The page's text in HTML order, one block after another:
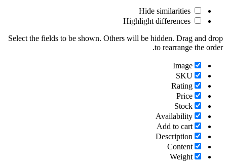
Select the fields to be shown. Others will be hidden. Drag and drop
to rearrange the order.
Image
SKU
Rating
Price
Stock
Availability
Add to cart
Description
Content
Weight